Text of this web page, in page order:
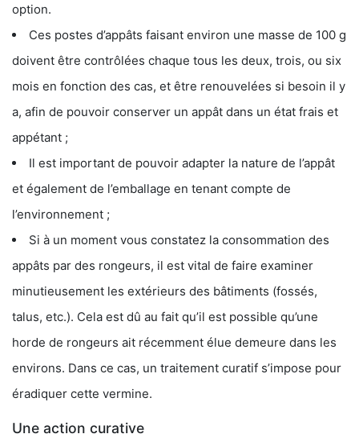
option.
Ces postes d’appâts faisant environ une masse de 100 g
doivent être contrôlées chaque tous les deux, trois, ou six
mois en fonction des cas, et être renouvelées si besoin il y
a, afin de pouvoir conserver un appât dans un état frais et
appétant ;
Il est important de pouvoir adapter la nature de l’appât
et également de l’emballage en tenant compte de
l’environnement ;
Si à un moment vous constatez la consommation des
appâts par des rongeurs, il est vital de faire examiner
minutieusement les extérieurs des bâtiments (fossés,
talus, etc.). Cela est dû au fait qu’il est possible qu’une
horde de rongeurs ait récemment élue demeure dans les
environs. Dans ce cas, un traitement curatif s’impose pour
éradiquer cette vermine.
Une action curative